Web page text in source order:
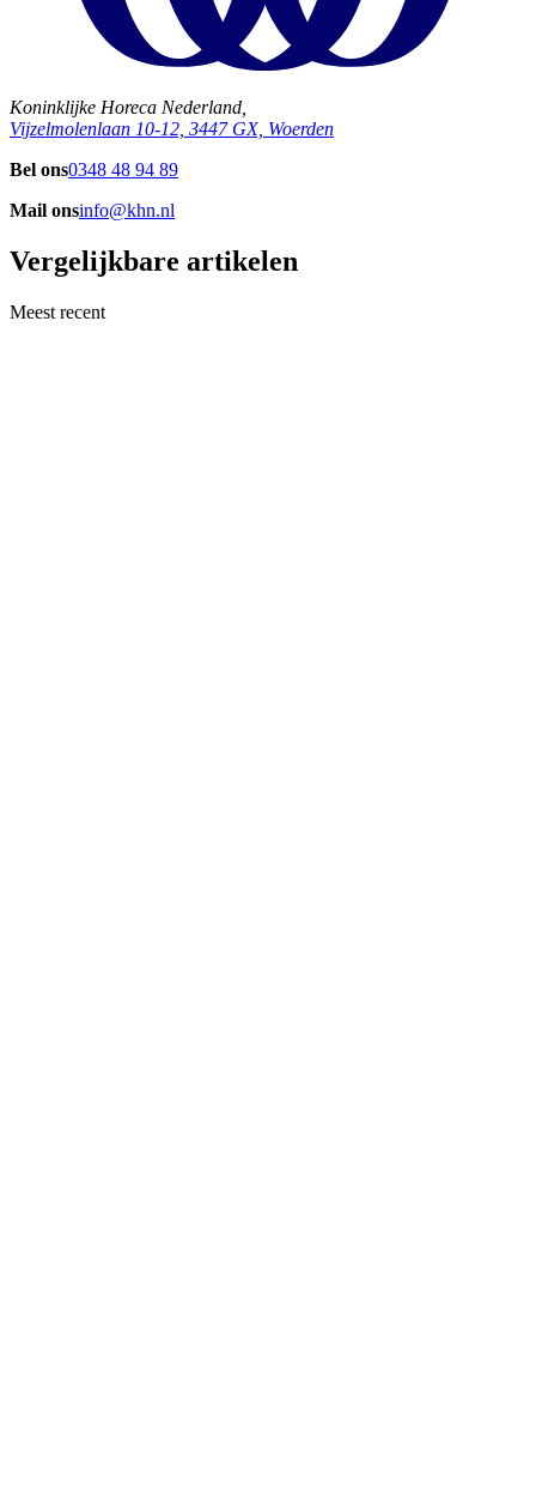
Koninklijke Horeca Nederland,
Vijzelmolenlaan 10-12, 3447 GX, Woerden
Bel ons0348 48 94 89
Mail onsinfo@khn.nl
Vergelijkbare artikelen
Meest recent